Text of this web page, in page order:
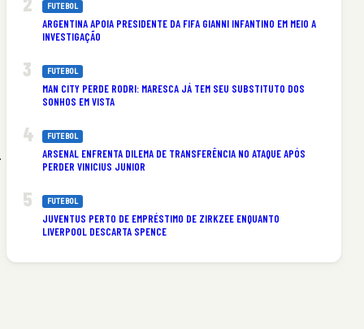
FUTEBOL
ARGENTINA APOIA PRESIDENTE DA FIFA GIANNI INFANTINO EM MEIO A
INVESTIGAÇÃO
FUTEBOL
MAN CITY PERDE RODRI: MARESCA JÁ TEM SEU SUBSTITUTO DOS
SONHOS EM VISTA
FUTEBOL
ARSENAL ENFRENTA DILEMA DE TRANSFERÊNCIA NO ATAQUE APÓS
PERDER VINICIUS JUNIOR
FUTEBOL
JUVENTUS PERTO DE EMPRÉSTIMO DE ZIRKZEE ENQUANTO
LIVERPOOL DESCARTA SPENCE